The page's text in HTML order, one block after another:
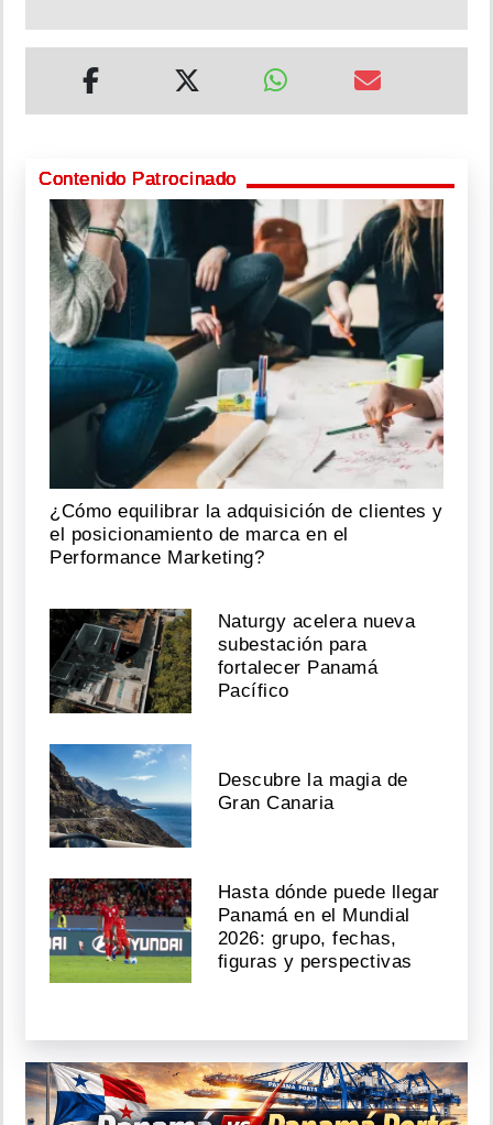
Contenido Patrocinado
¿Cómo equilibrar la adquisición de clientes y
el posicionamiento de marca en el
Performance Marketing?
Naturgy acelera nueva
subestación para
fortalecer Panamá
Pacífico
Descubre la magia de
Gran Canaria
Hasta dónde puede llegar
Panamá en el Mundial
2026: grupo, fechas,
figuras y perspectivas